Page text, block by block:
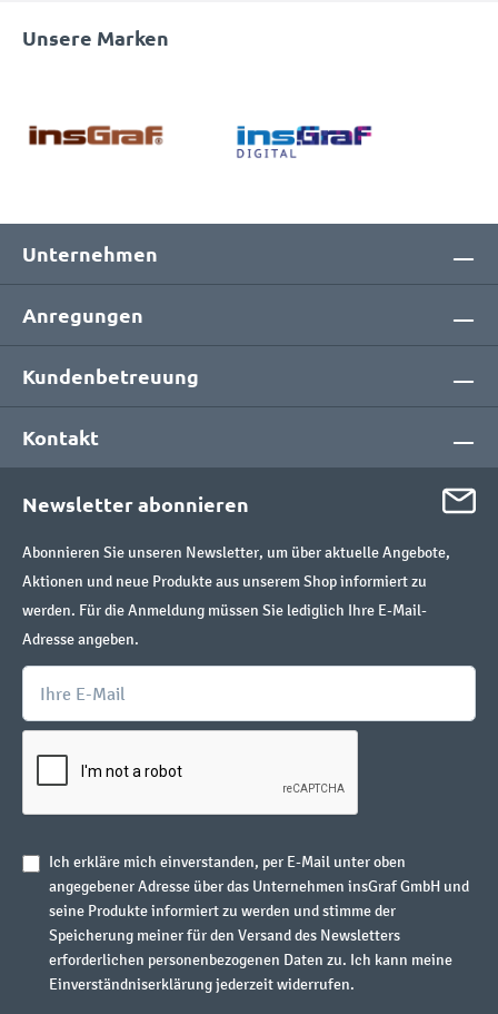
Unsere Marken
Unternehmen
Anregungen
Kundenbetreuung
Kontakt
Newsletter abonnieren
Abonnieren Sie unseren Newsletter, um über aktuelle Angebote,
Aktionen und neue Produkte aus unserem Shop informiert zu
werden. Für die Anmeldung müssen Sie lediglich Ihre E-Mail-
Adresse angeben.
Ich erkläre mich einverstanden, per E-Mail unter oben
angegebener Adresse über das Unternehmen insGraf GmbH und
seine Produkte informiert zu werden und stimme der
Speicherung meiner für den Versand des Newsletters
erforderlichen personenbezogenen Daten zu. Ich kann meine
Einverständniserklärung jederzeit widerrufen.